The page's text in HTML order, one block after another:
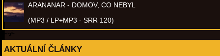
ARANANAR - DOMOV, CO NEBYL
(MP3 / LP+MP3 - SRR 120)
AKTUÁLNÍ ČLÁNKY